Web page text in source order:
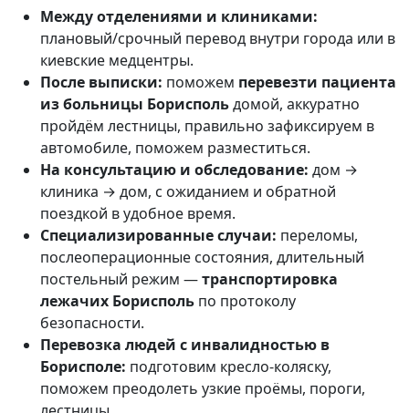
Между отделениями и клиниками:
плановый/срочный перевод внутри города или в
киевские медцентры.
После выписки: поможем перевезти пациента
из больницы Бориспольдомой, аккуратно
пройдём лестницы, правильно зафиксируем в
автомобиле, поможем разместиться.
На консультацию и обследование: дом →
клиника → дом, с ожиданием и обратной
поездкой в удобное время.
Специализированные случаи: переломы,
послеоперационные состояния, длительный
постельный режим —транспортировка
лежачих Борисполь по протоколу
безопасности.
Перевозка людей с инвалидностью в
Борисполе: подготовим кресло-коляску,
поможем преодолеть узкие проёмы, пороги,